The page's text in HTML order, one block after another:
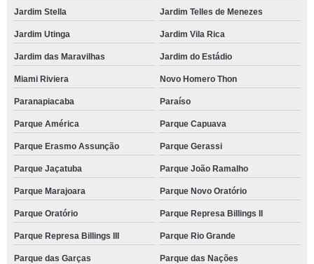
Jardim Stella Jardim Telles de Menezes
Jardim Utinga Jardim Vila Rica
Jardim das Maravilhas Jardim do Estádio
Miami Riviera Novo Homero Thon
Paranapiacaba Paraíso
Parque América Parque Capuava
Parque Erasmo Assunção Parque Gerassi
Parque Jaçatuba Parque João Ramalho
Parque Marajoara Parque Novo Oratório
Parque Oratório Parque Represa Billings II
Parque Represa Billings III Parque Rio Grande
Parque das Garças Parque das Nações